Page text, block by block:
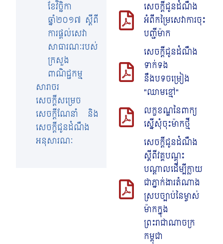
ខែវិច្ឆិកា
ឆ្នាំ២០១៧ ស្តីពី
ការផ្តល់សេវា
សាធារណៈរបស់
ក្រសួង
ពាណិជ្ជកម្ម
សារាចរ
សេចក្តីសម្រេច
សេចក្តីណែនាំ និង
សេចក្តីជូនដំណឹង
អនុសារណៈ
សេចក្តីជូនដំណឹង
អំពីកម្រៃសេវាការចុះ
បញ្ជីម៉ាក
សេចក្តីជូនដំណឹង
ទាក់ទង
នឹងបទចម្រៀង
"ឈាមខ្មៅ"
លក្ខខណ្ឌនៃពាក្យ
ស្នើសុំចុះម៉ាកថ្មី
សេចក្តីជូនដំណឹង⁣
ស្តីពីវគ្គបណ្តុះ
បណ្តាលដើម្បីក្លាយ
ជាភ្នាក់ងារតំណាង
ស្របច្បាប់នៃម្ចាស់
ម៉ាកក្នុង
ព្រះរាជាណាចក្រ
កម្ពុជា